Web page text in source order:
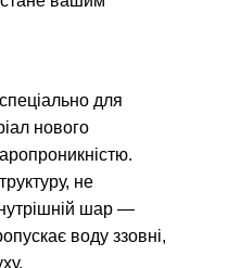
для
нового
не
шар —
воду ззовні,